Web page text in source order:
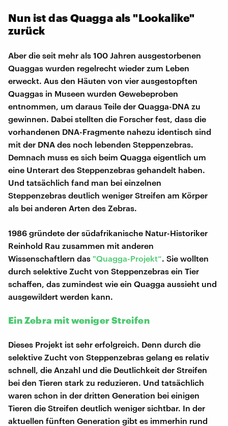
Nun ist das Quagga als "Lookalike"
zurück
Aber die seit mehr als 100 Jahren ausgestorbenen
Quaggas wurden regelrecht wieder zum Leben
erweckt. Aus den Häuten von vier ausgestopften
Quaggas in Museen wurden Gewebeproben
entnommen, um daraus Teile der Quagga-DNA zu
gewinnen. Dabei stellten die Forscher fest, dass die
vorhandenen DNA-Fragmente nahezu identisch sind
mit der DNA des noch lebenden Steppenzebras.
Demnach muss es sich beim Quagga eigentlich um
eine Unterart des Steppenzebras gehandelt haben.
Und tatsächlich fand man bei einzelnen
Steppenzebras deutlich weniger Streifen am Körper
als bei anderen Arten des Zebras.
1986 gründete der südafrikanische Natur-Historiker
Reinhold Rau zusammen mit anderen
Wissenschaftlern das "Quagga-Projekt“. Sie wollten
durch selektive Zucht von Steppenzebras ein Tier
schaffen, das zumindest wie ein Quagga aussieht und
ausgewildert werden kann.
Ein Zebra mit weniger Streifen
Dieses Projekt ist sehr erfolgreich. Denn durch die
selektive Zucht von Steppenzebras gelang es relativ
schnell, die Anzahl und die Deutlichkeit der Streifen
bei den Tieren stark zu reduzieren. Und tatsächlich
waren schon in der dritten Generation bei einigen
Tieren die Streifen deutlich weniger sichtbar. In der
aktuellen fünften Generation gibt es immerhin rund